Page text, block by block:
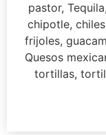
pastor,
chipotle,
frijoles,
Quesos
tortillas,